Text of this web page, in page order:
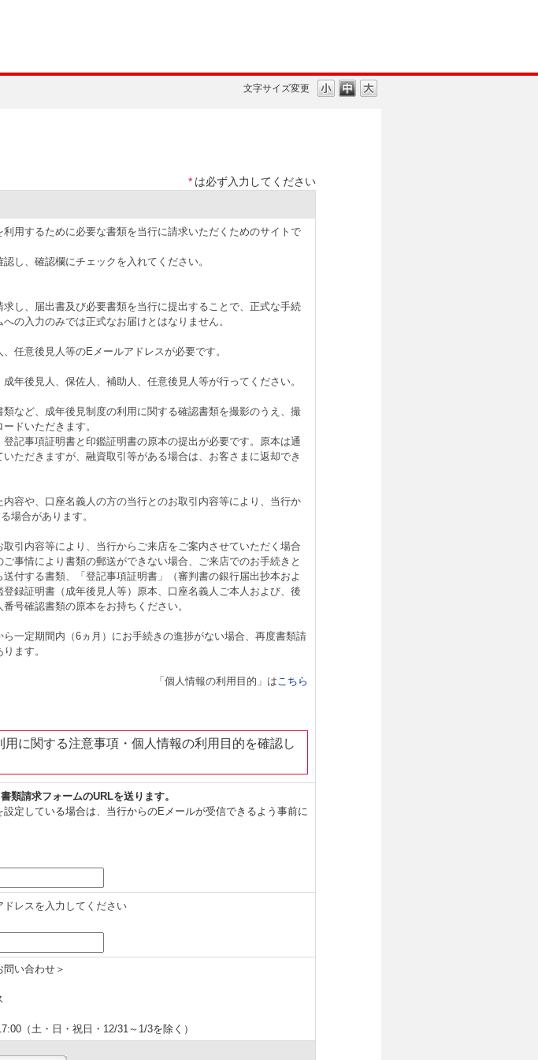
文字サイズ変更
* は必ず入力してください
用するために必要な書類を当行に請求いただくためのサイトで
し、確認欄にチェックを入れてください。
求し、届出書及び必要書類を当行に提出することで、正式な手続
の入力のみでは正式なお届けとはなりません。
任意後見人等のEメールアドレスが必要です。
年後見人、保佐人、補助人、任意後見人等が行ってください。
類など、成年後見制度の利用に関する確認書類を撮影のうえ、撮
ドいただきます。
記事項証明書と印鑑証明書の原本の提出が必要です。原本は通
ただきますが、融資取引等がある場合は、お客さまに返却でき
内容や、口座名義人の方の当行とのお取引内容等により、当行か
場合があります。
取引内容等により、当行からご来店をご案内させていただく場合
事情により書類の郵送ができない場合、ご来店でのお手続きと
付する書類、「登記事項証明書」（審判書の銀行届出抄本およ
録証明書（成年後見人等）原本、口座名義人ご本人および、後
号確認書類の原本をお持ちください。
ら一定期間内（6ヵ月）にお手続きの進捗がない場合、再度書類請
ます。
「個人情報の利用目的」はこちら
用に関する注意事項・個人情報の利用目的を確認し
類請求フォームのURLを送ります。
設定している場合は、当行からのEメールが受信できるよう事前に
レスを入力してください
い合わせ＞
（土・日・祝日・12/31～1/3を除く）